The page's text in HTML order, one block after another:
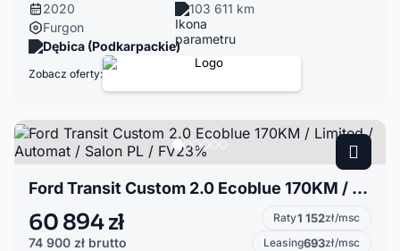
2020
103 611 km
Furgon
Dębica (Podkarpackie)
Zobacz oferty:
Ford Transit Custom 2.0 Ecoblue 170KM / Limited / Automat / Salon PL / FV23%
60 894 zł
74 900 zł brutto
Raty1 152zł/msc
Leasing693zł/msc